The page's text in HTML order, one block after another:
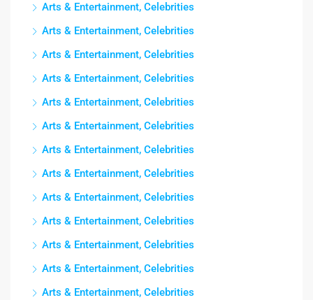
Arts & Entertainment, Celebrities
Arts & Entertainment, Celebrities
Arts & Entertainment, Celebrities
Arts & Entertainment, Celebrities
Arts & Entertainment, Celebrities
Arts & Entertainment, Celebrities
Arts & Entertainment, Celebrities
Arts & Entertainment, Celebrities
Arts & Entertainment, Celebrities
Arts & Entertainment, Celebrities
Arts & Entertainment, Celebrities
Arts & Entertainment, Celebrities
Arts & Entertainment, Celebrities